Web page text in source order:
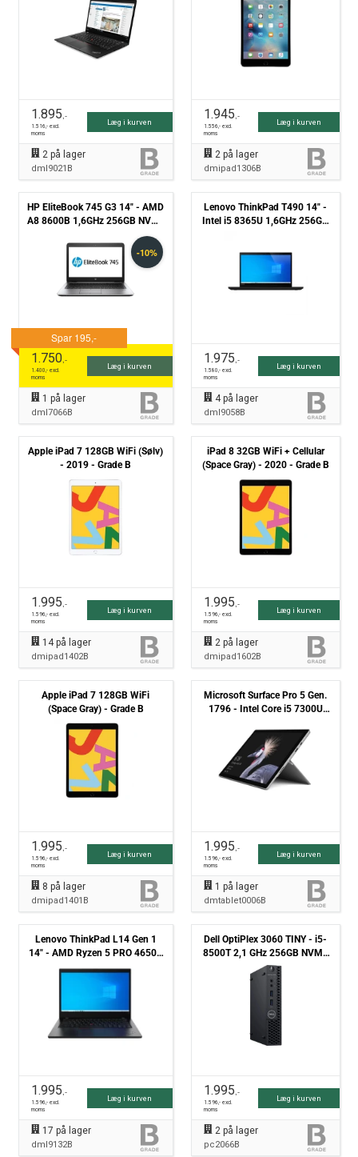
1.895,-
1.516,- excl.
moms
Læg i kurven
2på lager
dml9021B
1.945,-
1.556,- excl.
moms
Læg i kurven
2 på lager
dmipad1306B
HP EliteBook 745 G3 14" - AMD
A8 8600B 1,6GHz 256GB NVMe
8GB Win10 Pro - Grade B
1.750,-
1.400,- excl.
moms
Læg i kurven
1 på lager
dml7066B
Lenovo ThinkPad T490 14" -
Intel i5 8365U 1,6GHz 256GB
1.975,-
1.580,- excl.
moms
Læg i kurven
4på lager
dml9058B
Apple iPad 7 128GB WiFi (Sølv)
- 2019 - Grade B
1.995,-
1.596,- excl.
moms
Læg i kurven
14på lager
dmipad1402B
iPad 8 32GB WiFi + Cellular
(Space Gray) - 2020 - Grade B
1.995,-
1.596,- excl.
moms
Læg i kurven
2 på lager
dmipad1602B
Apple iPad 7 128GB WiFi
(Space Gray) - Grade B
1.995,-
1.596,- excl.
moms
Læg i kurven
8 på lager
dmipad1401B
Microsoft Surface Pro 5 Gen.
1796 - Intel Core i5 7300U
Win10 pro - Grade B
1.995,-
1.596,- excl.
moms
Læg i kurven
1 på lager
dmtablet0006B
Lenovo ThinkPad L14 Gen 1
14" - AMD Ryzen 5 PRO 4650U
2,10GHz 256GB NVMe 8GB
Win11 Pro - Grade B
1.995,-
1.596,- excl.
moms
Læg i kurven
17 på lager
dml9132B
Dell OptiPlex 3060 TINY - i5-
8500T 2,1 GHz 256GB NVMe
8GB Win11 Pro - Grade B
1.995,-
1.596,- excl.
moms
Læg i kurven
2 på lager
pc2066B